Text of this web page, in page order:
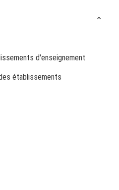
d'enseignement
établissements